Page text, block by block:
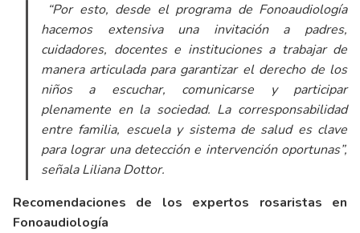
“Por esto, desde el programa de Fonoaudiología
hacemos extensiva una invitación a padres,
cuidadores, docentes e instituciones a trabajar de
manera articulada para garantizar el derecho de los
niños a escuchar, comunicarse y participar
plenamente en la sociedad. La corresponsabilidad
entre familia, escuela y sistema de salud es clave
para lograr una detección e intervención oportunas”,
señala Liliana Dottor.
Recomendaciones de los expertos rosaristas en
Fonoaudiología